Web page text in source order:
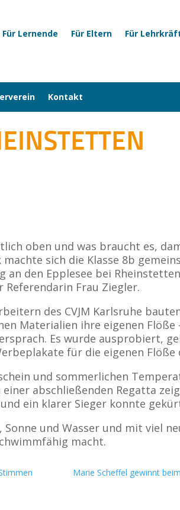
Für Lernende Für Eltern Für
Kontakt
oben und was braucht es,
machte sich die Klasse 8b
an den Epplesee bei
Referendarin Frau Ziegler.
des CVJM Karlsruhe
Materialien ihre eigenen
Es wurde ausprobiert,
für die eigenen
und sommerlichen
abschließenden Regatta
ein klarer Sieger konnte
Sonne und Wasser und mit viel
macht.
Marie Scheffel gewinnt